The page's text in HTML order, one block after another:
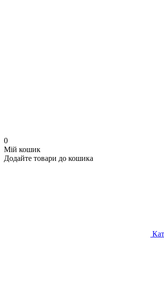
0
Мій кошик
Додайте товари до кошика